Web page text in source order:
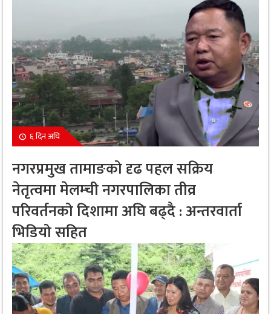
६ दिन अघि
नगरप्रमुख तामाङको दृढ पहल सक्रिय
नेतृत्वमा मेलम्ची नगरपालिका तीव्र
परिवर्तनको दिशामा अघि बढ्दै : अन्तरवार्ता
भिडियो सहित